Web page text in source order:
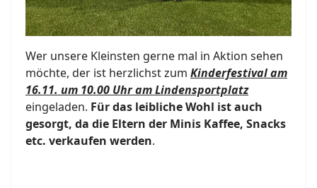
Wer unsere Kleinsten gerne mal in Aktion sehen
möchte, der ist herzlichst zum Kinderfestival am
16.11. um 10.00 Uhr am Lindensportplatz
eingeladen. Für das leibliche Wohl ist auch
gesorgt, da die Eltern der Minis Kaffee, Snacks
etc. verkaufen werden.